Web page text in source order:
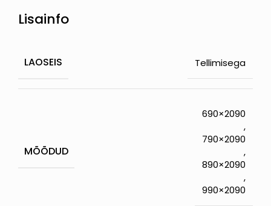
Lisainfo
LAOSEIS Tellimisega
MÕÕDUD
690×2090
,
790×2090
,
890×2090
,
990×2090